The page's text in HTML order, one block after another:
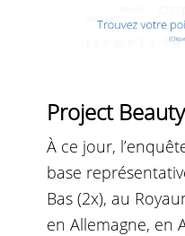
Project Beauty
À ce jour,
base
Bas (2x), au
en Allemagne, en